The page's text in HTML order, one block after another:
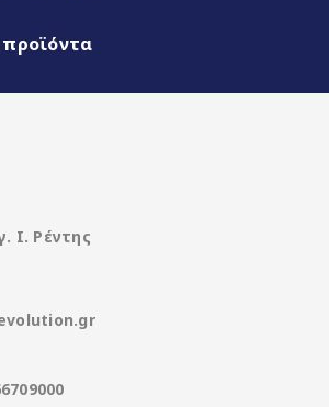
LED
προϊόντα
Ι. Ρέντης